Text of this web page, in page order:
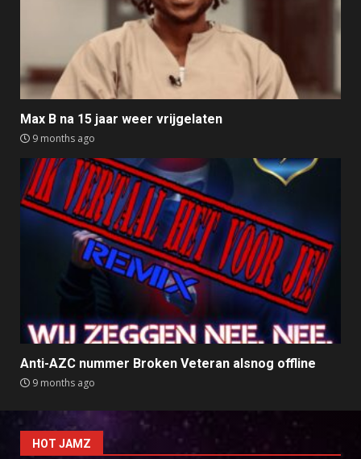
Max B na 15 jaar weer vrijgelaten
9 months ago
Anti-AZC nummer Broken Veteran alsnog offline
9 months ago
HOT JAMZ